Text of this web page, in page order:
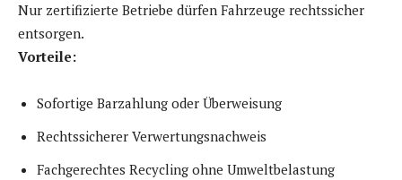
Nur zertifizierte Betriebe dürfen Fahrzeuge rechtssicher
entsorgen.
Vorteile:
Sofortige Barzahlung oder Überweisung
Rechtssicherer Verwertungsnachweis
Fachgerechtes Recycling ohne Umweltbelastung